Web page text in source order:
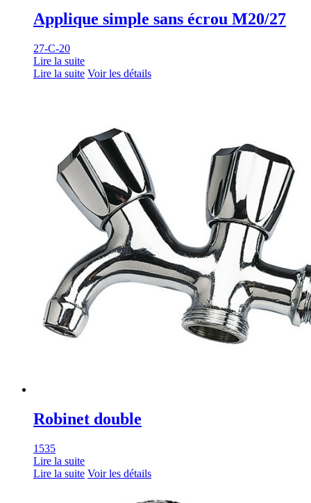
Applique simple sans écrou M20/27
27-C-20
Lire la suite
Lire la suite Voir les détails
Robinet double
1535
Lire la suite
Lire la suite Voir les détails